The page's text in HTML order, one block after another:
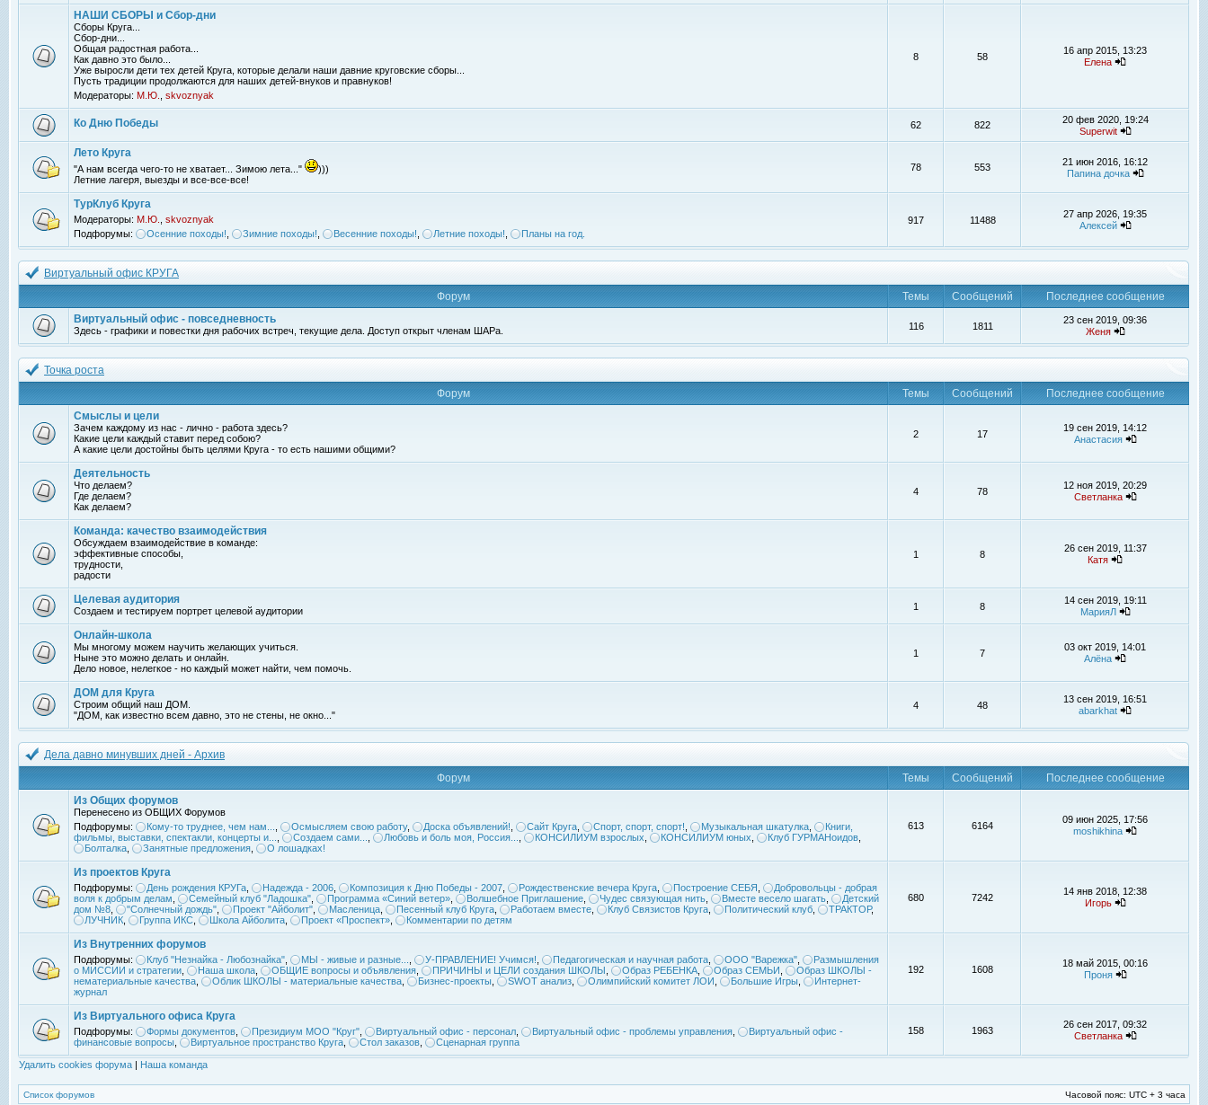
НАШИ СБОРЫ и Сбор-дни
Сборы Круга...
Сбор-дни...
Общая радостная работа...
Как давно это было...
Уже выросли дети тех детей Круга, которые делали наши давние круговские сборы...
Пусть традиции продолжаются для наших детей-внуков и правнуков!
Модераторы: М.Ю. skvoznyak
8 58
16 апр 2015, 13:23
Елена
Ко Дню Победы 62 822
20 фев 2020, 19:24
Superwit
Лето Круга
"А нам всегда чего-то не хватает... Зимою лета..."
)))
Летние лагеря, выезды и все-все-все!
78 553
21 июн 2016, 16:12
Папина дочка
ТурКлуб Круга
Модераторы: М.Ю.
skvoznyak
Подфорумы:
Осенние походы! Зимние походы! Весенние походы! Летние походы! Планы на год.
917 11488
27 апр 2026, 19:35
Алексей
Виртуальный офис КРУГА
Форум
Темы Сообщений
Последнее сообщение
Виртуальный офис - повседневность
Здесь - графики и повестки дня рабочих встреч, текущие дела. Доступ открыт членам ШАРа. 116 1811
23 сен 2019, 09:36
Женя
Точка роста
Форум
Темы Сообщений
Последнее сообщение
Смыслы и цели
Зачем каждому из нас - лично - работа здесь?
Какие цели каждый ставит перед собою?
А какие цели достойны быть целями Круга - то есть нашими общими?
2 17
19 сен 2019, 14:12
Анастасия
Деятельность
Что делаем?
Где делаем?
Как делаем?
4 78
12 ноя 2019, 20:29
Светланка
Команда: качество взаимодействия
Обсуждаем взаимодействие в команде:
эффективные способы,
трудности,
радости
1 8
26 сен 2019, 11:37
Катя
Целевая аудитория
Создаем и тестируем портрет целевой аудитории 1 8
14 сен 2019, 19:11
МарияЛ
Онлайн-школа
Мы многому можем научить желающих учиться.
Ныне это можно делать и онлайн.
Дело новое, нелегкое - но каждый может найти, чем помочь.
1 7
03 окт 2019, 14:01
Алёна
ДОМ для Круга
Строим общий наш ДОМ.
"ДОМ, как известно всем давно, это не стены, не окно..."
4 48
13 сен 2019, 16:51
abarkhat
Дела давно минувших дней - Архив
Форум
Темы Сообщений
Последнее сообщение
Из Общих форумов
Перенесено из ОБЩИХ Форумов
Подфорумы:
Кому-то труднее, чем нам... Осмысляем свою работу, Доска объявлений! Сайт Круга Спорт, спорт, спорт! Музыкальная шкатулка
Книги,
фильмы, выставки, спектакли, концерты и...
Создаем сами... Любовь и боль моя, Россия... КОНСИЛИУМ взрослых КОНСИЛИУМ юных Клуб ГУРМАНоидов
Болталка
Занятные предложения О лошадках!
613 6164
09 июн 2025, 17:56
moshikhina
Из проектов Круга
Подфорумы: День рождения КРУГа Надежда - 2006 Композиция к Дню Победы - 2007 Рождественские вечера Круга Построение СЕБЯ
Добровольцы - добрая
воля к добрым делам
Семейный клуб "Ладошка" Программа «Синий ветер» Волшебное Приглашение Чудес связующая нить Вместе весело шагать
Детский
дом №8
"Солнечный дождь" Проект "Айболит" Масленица Песенный клуб Круга Работаем вместе Клуб Связистов Круга Политический клуб ТРАКТОР,
ЛУЧНИК
Группа ИКС Школа Айболита Проект «Проспект» Комментарии по детям
680 7242
14 янв 2018, 12:38
Игорь
Из Внутренних форумов
Подфорумы: Клуб "Незнайка - Любознайка" МЫ - живые и разные... У-ПРАВЛЕНИЕ! Учимся! Педагогическая и научная работа ООО "Варежка"
Размышления
о МИССИИ и стратегии
Наша школа ОБЩИЕ вопросы и объявления ПРИЧИНЫ и ЦЕЛИ создания ШКОЛЫ Образ РЕБЕНКА Образ СЕМЬИ
Образ ШКОЛЫ -
нематериальные качества
Облик ШКОЛЫ - материальные качества Бизнес-проекты SWOT анализ Олимпийский комитет ЛОИ Большие Игры
Интернет-
журнал
192 1608
18 май 2015, 00:16
Проня
Из Виртуального офиса Круга
Подфорумы: Формы документов Президиум МОО "Круг" Виртуальный офис - персонал Виртуальный офис - проблемы управления
Виртуальный офис -
финансовые вопросы
Виртуальное пространство Круга Стол заказов Сценарная группа
158 1963
26 сен 2017, 09:32
Светланка
Удалить cookies форума | Наша команда
Список форумов Часовой пояс: UTC + 3 часа